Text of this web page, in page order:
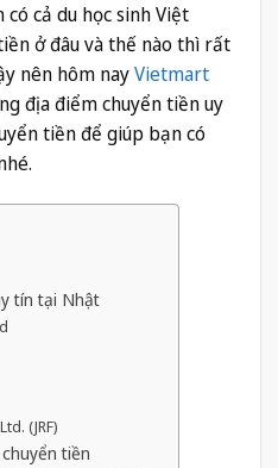
cả du học sinh Việt
ở đâu và thế nào thì rất
nên hôm nayVietmart
địa điểm chuyển tiền uy
tiền để giúp bạn có
tín tại Nhật
(JRF)
tiền